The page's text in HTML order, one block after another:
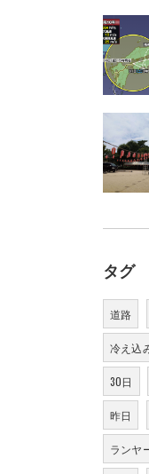
タグ
道路
冷え込
30日
昨日
ランヤ